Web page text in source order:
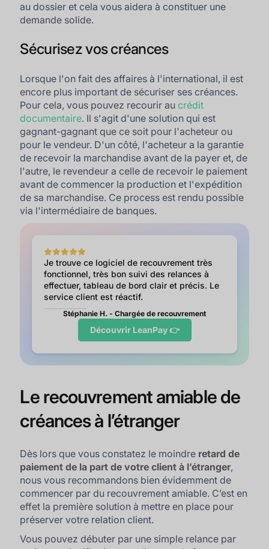
au dossier et cela vous aidera à constituer une
demande solide.
Sécurisez vos créances
Lorsque l'on fait des affaires à l'international, il est
encore plus important de sécuriser ses créances.
Pour cela, vous pouvez recourir aucrédit
documentaire. Il s'agit d'une solution qui est
gagnant-gagnant que ce soit pour l'acheteur ou
pour le vendeur. D'un côté, l'acheteur a la garantie
de recevoir la marchandise avant de la payer et, de
l'autre, le revendeur a celle de recevoir le paiement
avant de commencer la production et l'expédition
de sa marchandise. Ce process est rendu possible
via l'intermédiaire de banques.
Je trouve ce logiciel de recouvrement très
fonctionnel, très bon suivi des relances à
effectuer, tableau de bord clair et précis. Le
service client est réactif.
Stéphanie H. - Chargée de recouvrement
Découvrir LeanPay 👉
Le recouvrement amiable de
créances à l’étranger
Dès lors que vous constatez le moindre retard de
paiement de la part de votre client à l’étranger,
nous vous recommandons bien évidemment de
commencer par du recouvrement amiable. C’est en
effet la première solution à mettre en place pour
préserver votre relation client.
Vous pouvez débuter par une simple relance par